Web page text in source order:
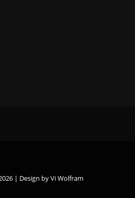
| Design byVi Wolfram